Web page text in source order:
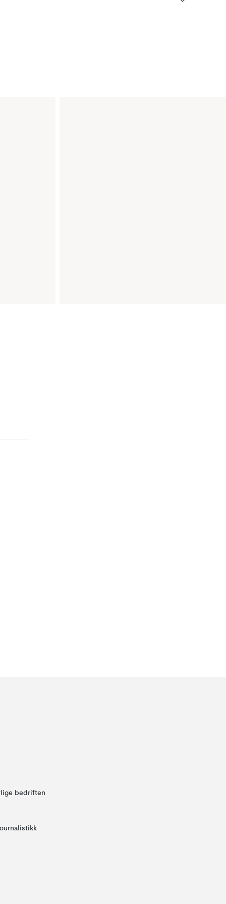
bedriften